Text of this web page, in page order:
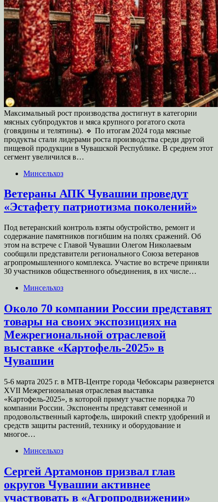
Максимальный рост производства достигнут в категории
мясных субпродуктов и мяса крупного рогатого скота
(говядины и телятины). 🔹 По итогам 2024 года мясные
продукты стали лидерами роста производства среди другой
пищевой продукции в Чувашской Республике. В среднем этот
сегмент увеличился в…
Минсельхоз
Ветераны АПК Чувашии проведут
«Эстафету патриотизма поколений»
Под ветеранский контроль взяты обустройство, ремонт и
содержание памятников погибшим на полях сражений. Об
этом на встрече с Главой Чувашии Олегом Николаевым
сообщили представители регионального Союза ветеранов
агропромышленного комплекса. Участие во встрече приняли
30 участников общественного объединения, в их числе…
Минсельхоз
Около 70 компании России представят
товары на своих экспозициях на
Межрегиональной отраслевой
выставке «Картофель-2025» в
Чувашии
5-6 марта 2025 г. в МТВ-Центре города Чебоксары развернется
XVII Межрегиональная отраслевая выставка
«Картофель-2025», в которой примут участие порядка 70
компании России. Экспоненты представят семенной и
продовольственный картофель, широкий спектр удобрений и
средств защиты растений, технику и оборудование и
многое…
Минсельхоз
Сергей Артамонов призвал глав
округов Чувашии активнее
участвовать в «Агропродвижении»